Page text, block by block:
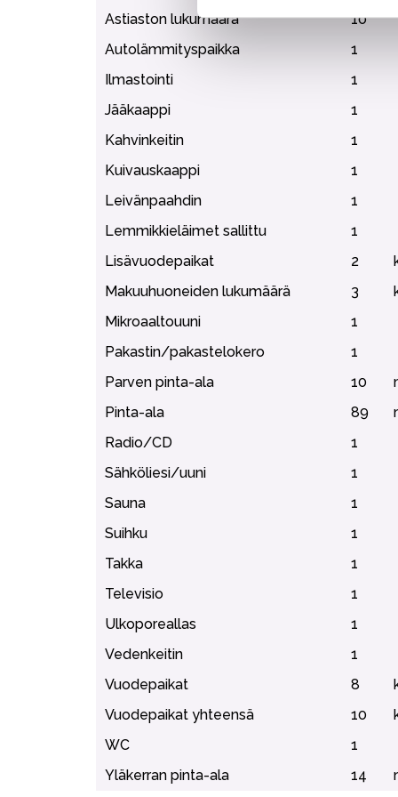
Astiaston lukumäärä
10
Autolämmityspaikka
1
Ilmastointi
1
Jääkaappi
1
Kahvinkeitin
1
Kuivauskaappi
1
Leivänpaahdin
1
Lemmikkieläimet sallittu
1
Lisävuodepaikat
2
Makuuhuoneiden lukumäärä
3
Mikroaaltouuni
1
Pakastin/pakastelokero
1
Parven pinta-ala
10
Pinta-ala
89
Radio/CD
1
Sähköliesi/uuni
1
Sauna
1
Suihku
1
Takka
1
Televisio
1
Ulkoporeallas
1
Vedenkeitin
1
Vuodepaikat
8
Vuodepaikat yhteensä
10
WC
1
Yläkerran pinta-ala
14